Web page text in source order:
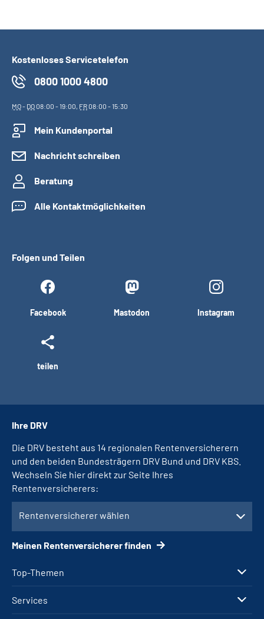
Kostenloses Servicetelefon
0800 1000 4800
MO- DO08:00 - 19:00, FR08:00 - 15:30
Mein Kundenportal
Nachricht schreiben
Beratung
Alle Kontaktmöglichkeiten
Folgen und Teilen
Facebook Mastodon Instagram
teilen
Top-Themen
Services
Ihre DRV
Die DRV besteht aus 14 regionalen Rentenversicherern
und den beiden Bundesträgern DRV Bund und DRV KBS.
Wechseln Sie hier direkt zur Seite Ihres
Rentenversicherers:
Rentenversicherer wählen
Meinen Rentenversicherer finden